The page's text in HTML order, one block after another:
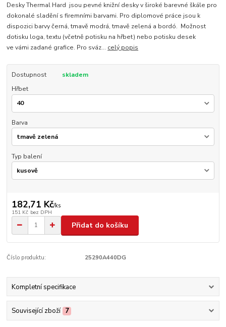
Desky Thermal Hard jsou pevné knižní desky v široké barevné škále pro
dokonalé sladění s firemními barvami. Pro diplomové práce jsou k
dispozici barvy černá, tmavě modrá, tmavě zelená a bordó. Možnost
dotisku loga, textu (včetně potisku na hřbet) nebo potisku desek
ve vámi zadané grafice. Pro sváz... celý popis
Dostupnost
skladem
Hřbet
Barva
Typ balení
182,71 Kč/ks
151 Kč bez DPH
Přidat do košíku
Číslo produktu: 25290A440DG
Kompletní specifikace
Související zboží 7